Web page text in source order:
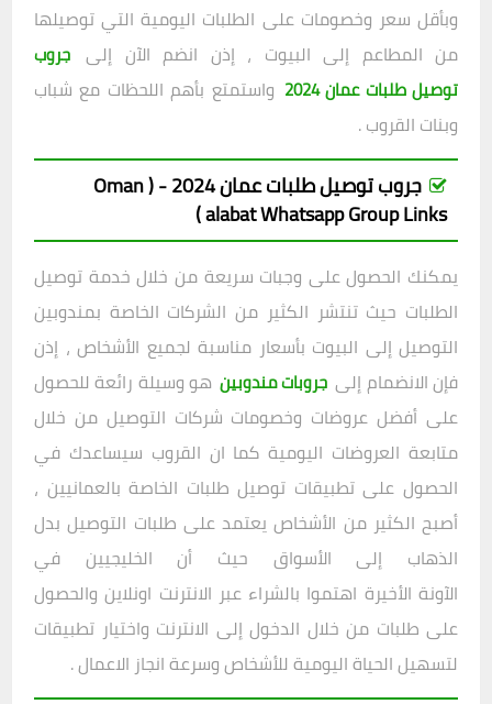
وبأقل سعر وخصومات على الطلبات اليومية التي توصيلها
من المطاعم إلى البيوت ، إذن انضم الآن إلى جروب
توصيل طلبات عمان 2024
واستمتع بأهم اللحظات مع شباب
وبنات القروب .
جروب توصيل طلبات عمان 2024 - ( Oman
alabat Whatsapp Group Links )
يمكنك الحصول على وجبات سريعة من خلال خدمة توصيل
الطلبات حيث تنتشر الكثير من الشركات الخاصة بمندوبين
التوصيل إلى البيوت بأسعار مناسبة لجميع الأشخاص ، إذن
فإن الانضمام إلى جروبات مندوبين هو وسيلة رائعة للحصول
على أفضل عروضات وخصومات شركات التوصيل من خلال
متابعة العروضات اليومية كما ان القروب سيساعدك في
الحصول على تطبيقات توصيل طلبات الخاصة بالعمانيين ،
أصبح الكثير من الأشخاص يعتمد على طلبات التوصيل بدل
الذهاب إلى الأسواق حيث أن الخليجيين في
الآونة الأخيرة اهتموا بالشراء عبر الانترنت اونلاين والحصول
على طلبات من خلال الدخول إلى الانترنت واختيار تطبيقات
لتسهيل الحياة اليومية للأشخاص وسرعة انجاز الاعمال .